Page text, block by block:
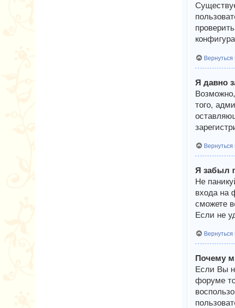
Вернуться
Я давно
того,
Вернуться
Я забыл
Не
входа на
сможете
Если не
Вернуться
Почему
Если Вы
форуме